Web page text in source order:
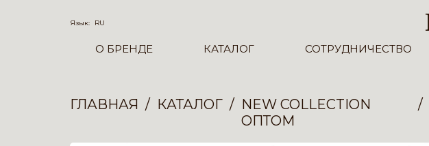
Язык: RU
О БРЕНДЕ КАТАЛОГ СОТРУДНИЧЕСТВО
ГЛАВНАЯ КАТАЛОГ
NEW COLLECTION
ОПТОМ